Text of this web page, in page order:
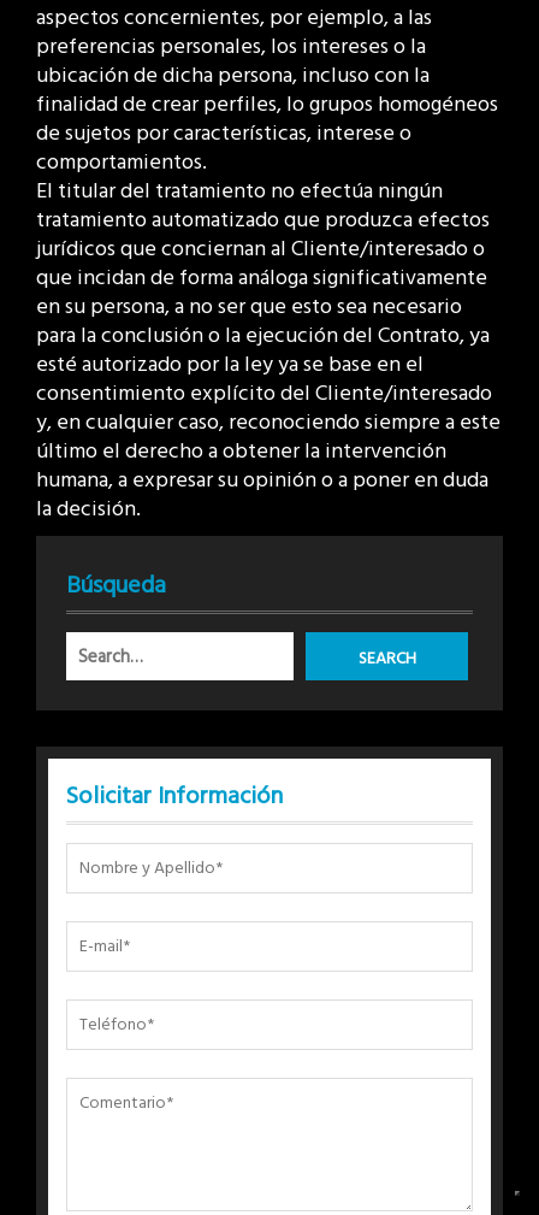
aspectos concernientes, por ejemplo, a las
preferencias personales, los intereses o la
ubicación de dicha persona, incluso con la
finalidad de crear perfiles, lo grupos homogéneos
de sujetos por características, interese o
comportamientos.
El titular del tratamiento no efectúa ningún
tratamiento automatizado que produzca efectos
jurídicos que conciernan al Cliente/interesado o
que incidan de forma análoga significativamente
en su persona, a no ser que esto sea necesario
para la conclusión o la ejecución del Contrato, ya
esté autorizado por la ley ya se base en el
consentimiento explícito del Cliente/interesado
y, en cualquier caso, reconociendo siempre a este
último el derecho a obtener la intervención
humana, a expresar su opinión o a poner en duda
la decisión.
Búsqueda
Solicitar Información